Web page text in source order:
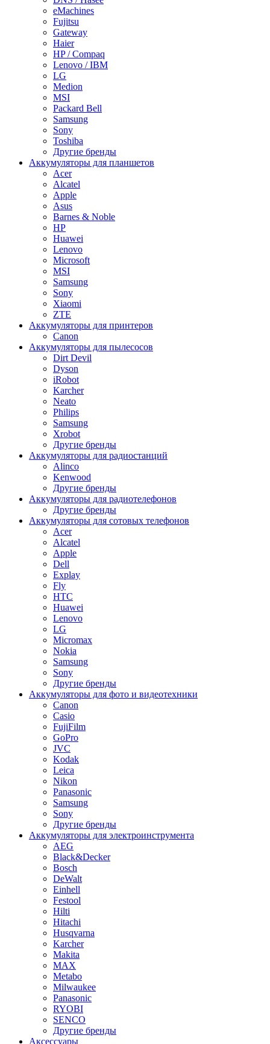
eMachines
Fujitsu
Gateway
Haier
HP / Compaq
Lenovo / IBM
LG
Medion
MSI
Packard Bell
Samsung
Sony
Toshiba
Другие бренды
Аккумуляторы для планшетов
Acer
Alcatel
Apple
Asus
Barnes & Noble
HP
Huawei
Lenovo
Microsoft
MSI
Samsung
Sony
Xiaomi
ZTE
Аккумуляторы для принтеров
Canon
Аккумуляторы для пылесосов
Dirt Devil
Dyson
iRobot
Karcher
Neato
Philips
Samsung
Xrobot
Другие бренды
Аккумуляторы для радиостанций
Alinco
Kenwood
Другие бренды
Аккумуляторы для радиотелефонов
Другие бренды
Аккумуляторы для сотовых телефонов
Acer
Alcatel
Apple
Dell
Explay
Fly
HTC
Huawei
Lenovo
LG
Micromax
Nokia
Samsung
Sony
Другие бренды
Аккумуляторы для фото и видеотехники
Canon
Casio
FujiFilm
GoPro
JVC
Kodak
Leica
Nikon
Panasonic
Samsung
Sony
Другие бренды
Аккумуляторы для электроинструмента
AEG
Black&Decker
Bosch
DeWalt
Einhell
Festool
Hilti
Hitachi
Husqvarna
Karcher
Makita
MAX
Metabo
Milwaukee
Panasonic
RYOBI
SENCO
Другие бренды
Аксессуары